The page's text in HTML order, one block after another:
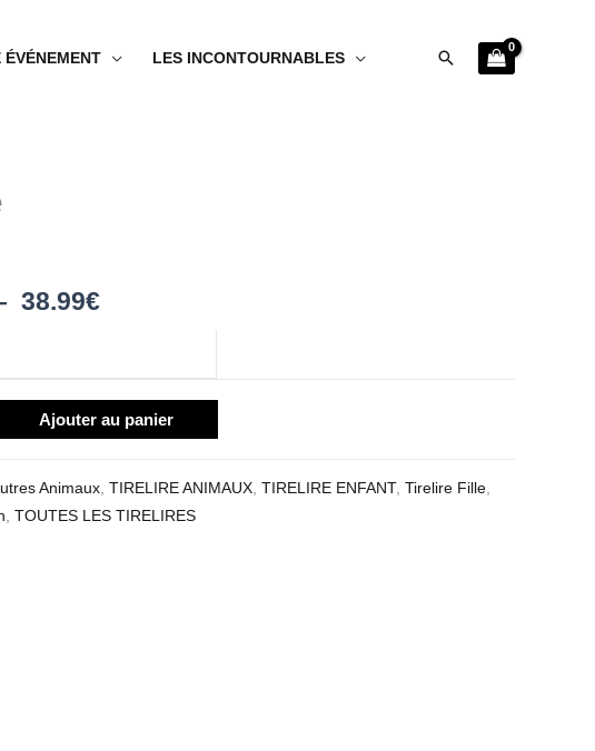
ÉVÉNEMENT LES INCONTOURNABLES Rechercher
38.99€prix :
à
38.99€
Ajouter au panier
Animaux, TIRELIRE ANIMAUX, TIRELIRE ENFANT, Tirelire Fille,
, TOUTES LES TIRELIRES